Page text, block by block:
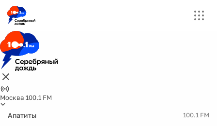
Москва 100.1 FM
Апатиты 100.1 FM